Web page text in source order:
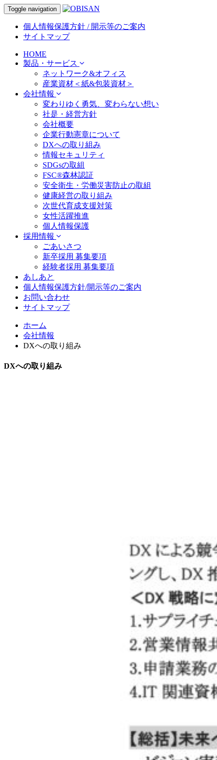
Toggle navigation
個人情報保護方針 / 開示等のご案内
サイトマップ
HOME
製品・サービス
ネットワーク&オフィス
産業資材＜紙&包装資材＞
会社情報
変わりゆく勇気、変わらない想い
社是・経営方針
会社概要
企業行動憲章について
DXへの取り組み
情報セキュリティ
SDGsの取組
FSC®森林認証
安全衛生・労働災害防止の取組
健康経営の取り組み
次世代育成支援対策
女性活躍推進
個人情報保護
採用情報
ごあいさつ
新卒採用 募集要項
経験者採用 募集要項
あしあと
個人情報保護方針/開示等のご案内
お問い合わせ
サイトマップ
ホーム
会社情報
DXへの取り組み
DXへの取り組み